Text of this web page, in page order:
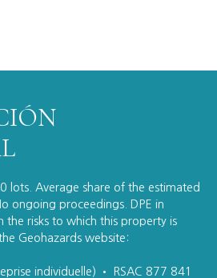
lots. Average share of the estimated
ongoing proceedings. DPE in
the risks to which this property is
Geohazards website:
individuelle) • RSAC 877 841